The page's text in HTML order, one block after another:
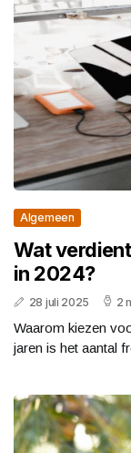
Algemeen
Wat
in 2024?
28 juli 2025 2
Waarom kiezen
jaren is het aantal